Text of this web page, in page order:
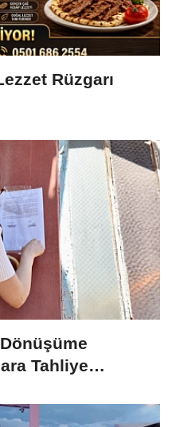
Rüzgarı
Tahliye